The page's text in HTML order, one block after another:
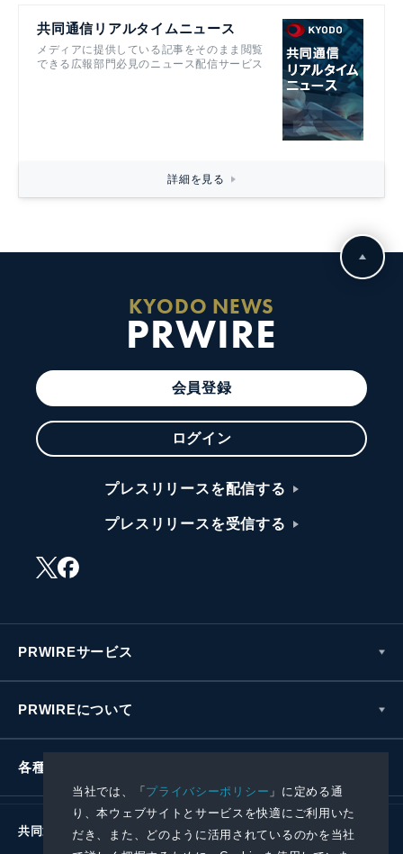
当社では、「プライバシーポリシー 」に定める通
り、本ウェブサイトとサービスを快適にご利用いた
だき、また、どのように活用されているのかを当社
共同通信リアルタイムニュース
メディアに提供している記事をそのまま閲覧
できる広報部門必見のニュース配信サービス
詳細を見る
KYODO NEWS
PRWIRE
会員登録
ログイン
プレスリリースを配信する
プレスリリースを受信する
PRWIREサービス
PRWIREについて
各種お問い合わせ
共同通信社グループ